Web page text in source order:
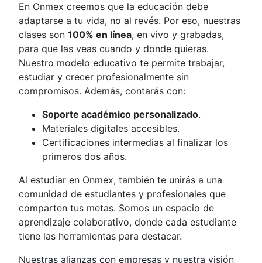
En Onmex creemos que la educación debe
adaptarse a tu vida, no al revés. Por eso, nuestras
clases son100% en línea, en vivo y grabadas,
para que las veas cuando y donde quieras.
Nuestro modelo educativo te permite trabajar,
estudiar y crecer profesionalmente sin
compromisos. Además, contarás con:
Soporte académico personalizado.
Materiales digitales accesibles.
Certificaciones intermedias al finalizar los
primeros dos años.
Al estudiar en Onmex, también te unirás a una
comunidad de estudiantes y profesionales que
comparten tus metas. Somos un espacio de
aprendizaje colaborativo, donde cada estudiante
tiene las herramientas para destacar.
Nuestras alianzas con empresas y nuestra visión